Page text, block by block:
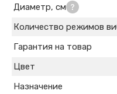
Диаметр, см
Количество режимов
Гарантия на товар
Цвет
Назначение